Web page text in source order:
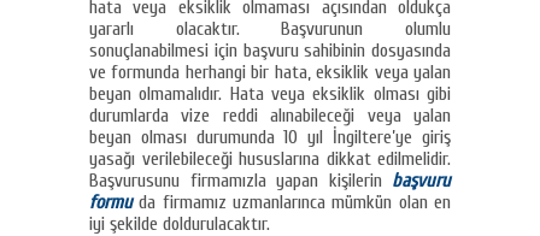
hata veya eksiklik olmaması açısından oldukça
yararlı olacaktır. Başvurunun olumlu
sonuçlanabilmesi için başvuru sahibinin dosyasında
ve formunda herhangi bir hata, eksiklik veya yalan
beyan olmamalıdır. Hata veya eksiklik olması gibi
durumlarda vize reddi alınabileceği veya yalan
beyan olması durumunda 10 yıl İngiltere’ye giriş
yasağı verilebileceği hususlarına dikkat edilmelidir.
Başvurusunu firmamızla yapan kişilerin başvuru
formuda firmamız uzmanlarınca mümkün olan en
iyi şekilde doldurulacaktır.